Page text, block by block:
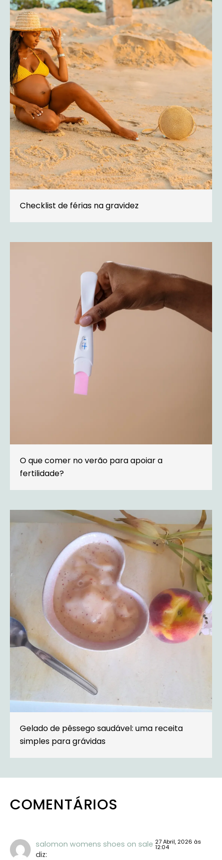
Checklist de férias na gravidez
O que comer no verão para apoiar a
fertilidade?
Gelado de pêssego saudável: uma receita
simples para grávidas
COMENTÁRIOS
salomon womens shoes on sale
diz:
27 Abril, 2026 às
12:04